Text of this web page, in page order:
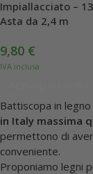
Impiallacciato –
Asta da 2,4 m
9,80 €
Battiscopa in
in Italy massima
permettono di
conveniente.
Proponiamo legni